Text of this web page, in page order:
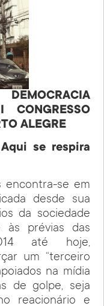
ALEGRE
se respira
encontra-se em
desde sua
da sociedade
às prévias das
até hoje,
um “terceiro
na mídia
de golpe, seja
reacionário e